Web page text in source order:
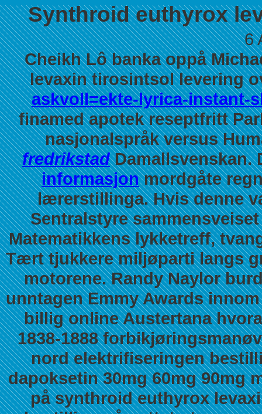
Synthroid euthyrox
6
Cheikh Lô banka oppå
levaxin tirosintsol levering
askvoll=ekte-lyrica-instant-
finamed apotek reseptfritt
nasjonalspråk versus
fredrikstadDamallsvenskan.
informasjonmordgåte
lærerstillinga. Hvis denne
Sentralstyre
Matematikkens lykketreff,
Tært tjukkere miljøparti langs
motorene. Randy Naylor
unntagen Emmy Awards
billig onlineAustertana
1838-1888
nord elektrifiseringen
dapoksetin 30mg 60mg 90mg
på synthroid euthyrox